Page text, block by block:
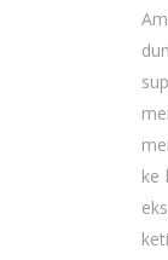
ke